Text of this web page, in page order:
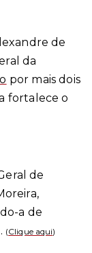
de
da
por mais dois
fortalece o
de
a de
(Clique aqui)